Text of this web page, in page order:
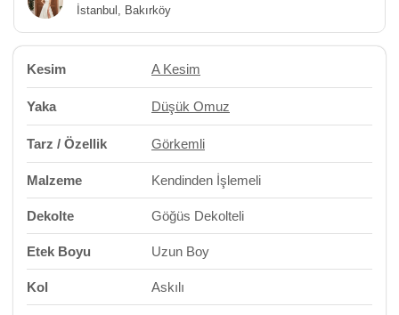
İstanbul, Bakırköy
Kesim A Kesim
Yaka Düşük Omuz
Tarz / Özellik Görkemli
Malzeme Kendinden İşlemeli
Dekolte Göğüs Dekolteli
Etek Boyu Uzun Boy
Kol Askılı